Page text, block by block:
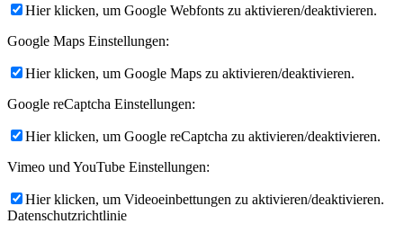
Hier klicken, um Google Webfonts zu aktivieren/deaktivieren.
Google Maps Einstellungen:
Hier klicken, um Google Maps zu aktivieren/deaktivieren.
Google reCaptcha Einstellungen:
Hier klicken, um Google reCaptcha zu aktivieren/deaktivieren.
Vimeo und YouTube Einstellungen:
Hier klicken, um Videoeinbettungen zu aktivieren/deaktivieren.
Datenschutzrichtlinie